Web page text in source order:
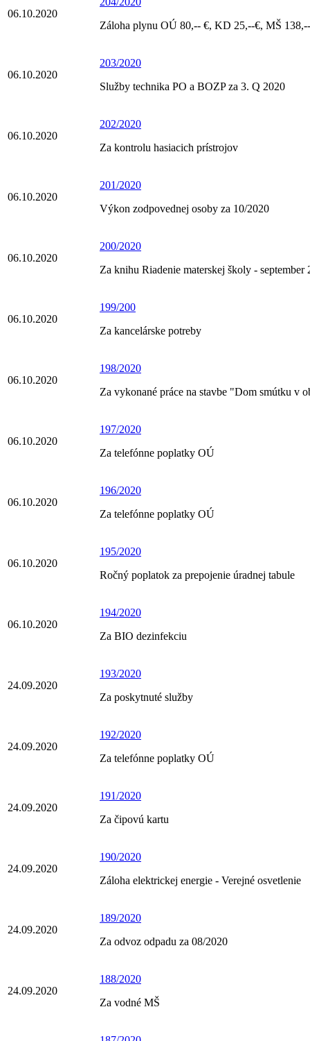
06.10.2020
Záloha plynu OÚ 80,-- €, KD 25,--€, MŠ
06.10.2020
203/2020
Služby technika PO a BOZP za 3. Q 2020
06.10.2020
202/2020
Za kontrolu hasiacich prístrojov
06.10.2020
201/2020
Výkon zodpovednej osoby za 10/2020
06.10.2020
200/2020
Za knihu Riadenie materskej školy - september
06.10.2020
199/200
Za kancelárske potreby
06.10.2020
198/2020
Za vykonané práce na stavbe "Dom smútku v
06.10.2020
197/2020
Za telefónne poplatky OÚ
06.10.2020
196/2020
Za telefónne poplatky OÚ
06.10.2020
195/2020
Ročný poplatok za prepojenie úradnej tabule
06.10.2020
194/2020
Za BIO dezinfekciu
24.09.2020
193/2020
Za poskytnuté služby
24.09.2020
192/2020
Za telefónne poplatky OÚ
24.09.2020
191/2020
Za čipovú kartu
24.09.2020
190/2020
Záloha elektrickej energie - Verejné osvetlenie
24.09.2020
189/2020
Za odvoz odpadu za 08/2020
24.09.2020
188/2020
Za vodné MŠ